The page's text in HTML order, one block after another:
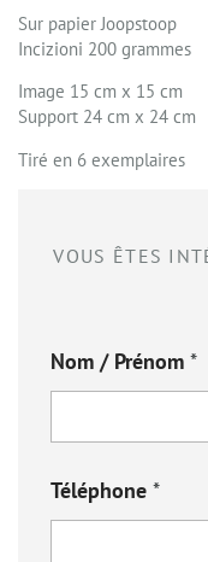
Sur papier Joopstoop
Incizioni 200 grammes
Image 15 cm x 15 cm
Support 24 cm x 24 cm
Tiré en 6 exemplaires
VOUS ÊTES
Nom / Prénom *
Téléphone *